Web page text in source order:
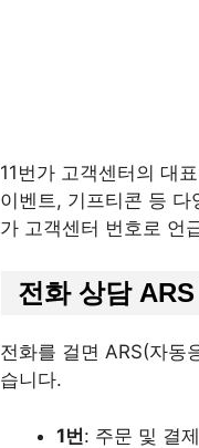
11번가 고객센터의 대
이벤트, 기프티콘 등
가 고객센터 번호로 언
전화 상담
전화를 걸면 ARS(자동
습니다.
1번: 주문 및 결